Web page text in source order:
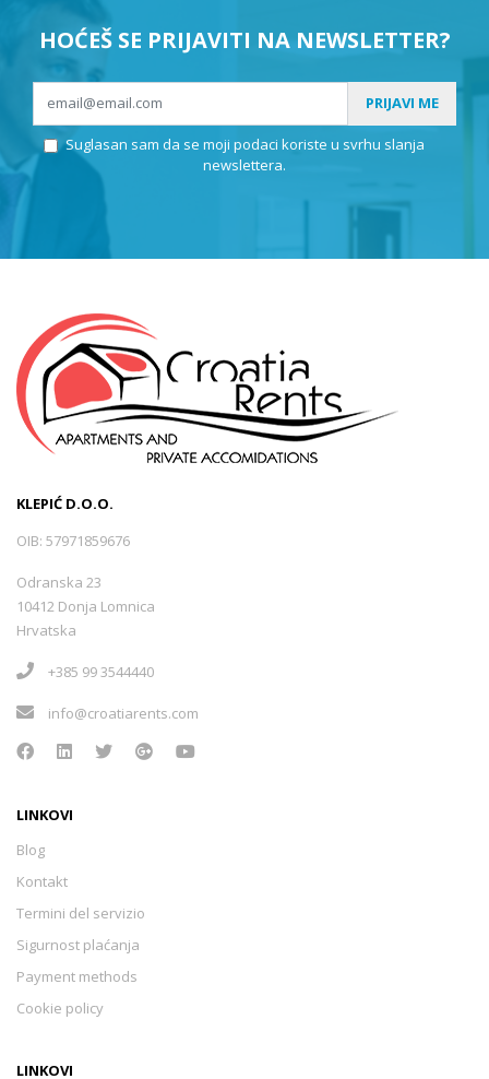
Kutina
Petrinja
Karlovac(0)
Ogulin (0)
Ivanec(0)
Lepoglava(0)
Ludbreg
Varaždin(0)
HOĆEŠ SE PRIJAVITI NA NEWSLETTER?
PRIJAVI ME
Suglasan sam da se moji podaci koriste u svrhu slanja
newslettera.
KLEPIĆ D.O.O.
OIB: 57971859676
Odranska 23
10412 Donja Lomnica
Hrvatska
+385 99 3544440
info@croatiarents.com
LINKOVI
Blog
Kontakt
Termini del servizio
Sigurnost plaćanja
Payment methods
Cookie policy
LINKOVI